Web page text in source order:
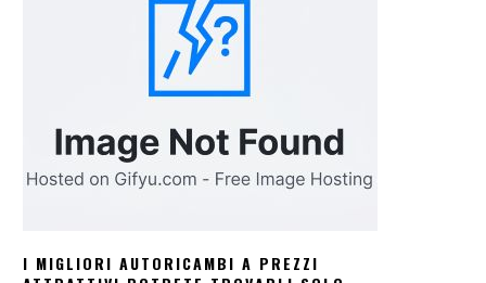
I MIGLIORI AUTORICAMBI A PREZZI